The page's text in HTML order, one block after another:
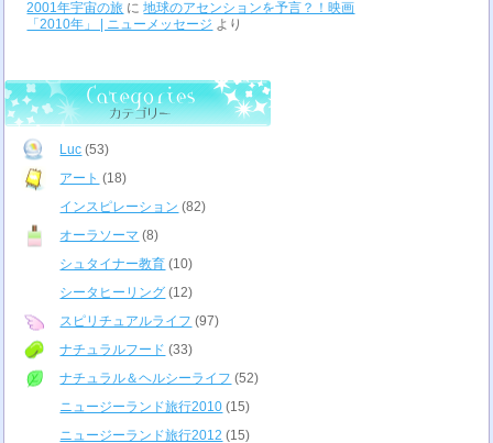
2001年宇宙の旅 に地球のアセンションを予言？！映画
「2010年」 | ニューメッセージ より
Luc (53)
アート (18)
インスピレーション (82)
オーラソーマ (8)
シュタイナー教育 (10)
シータヒーリング (12)
スピリチュアルライフ (97)
ナチュラルフード (33)
ナチュラル＆ヘルシーライフ (52)
ニュージーランド旅行2010 (15)
ニュージーランド旅行2012 (15)